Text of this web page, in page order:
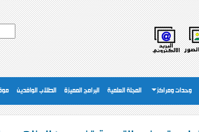
وحدات ومراكز المجلة العلمية البرامج المميزة الطلاب الوافدين